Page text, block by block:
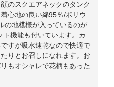
のスクエアネックのタンク
心地の良い綿95％/ポリウ
の地模様が入っているのが
ト機能も付いています。カ
すが吸水速乾なので快適で
りとお召しになれます。お
もオシャレで花柄もあった